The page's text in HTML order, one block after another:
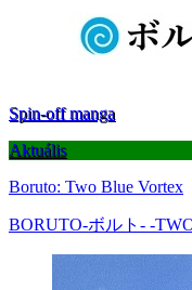
Spin-off manga
Aktuális
Boruto: Two Blue Vortex
BORUTO-ボルト- -